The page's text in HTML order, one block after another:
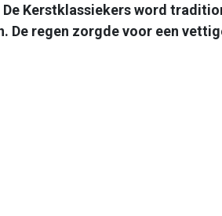
De Kerstklassiekers word
De regen zorgde voor een